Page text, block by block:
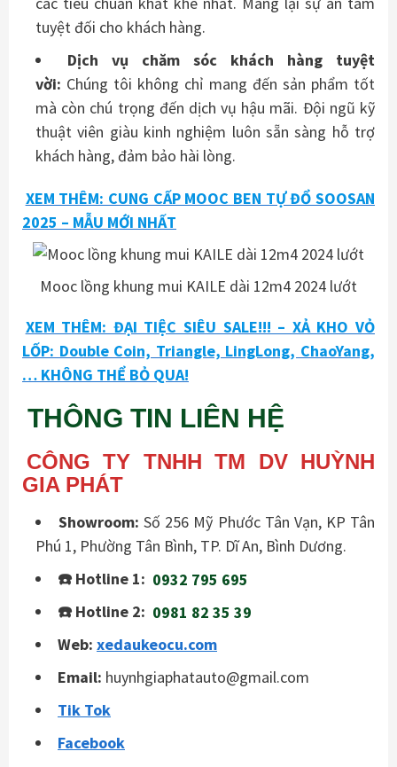
tuyệt đối cho khách hàng.
Dịch vụ chăm sóc khách hàng tuyệt
vời: Chúng tôi không chỉ mang đến sản phẩm tốt
mà còn chú trọng đến dịch vụ hậu mãi. Đội ngũ kỹ
thuật viên giàu kinh nghiệm luôn sẵn sàng hỗ trợ
khách hàng, đảm bảo hài lòng.
XEM THÊM: CUNG CẤP MOOC BEN TỰ ĐỔ SOOSAN
2025 – MẪU MỚI NHẤT
Mooc lồng khung mui KAILE dài 12m4 2024 lướt
XEM THÊM: ĐẠI TIỆC SIÊU SALE!!! – XẢ KHO VỎ
LỐP: Double Coin, Triangle, LingLong, ChaoYang,
… KHÔNG THỂ BỎ QUA!
THÔNG TIN LIÊN HỆ
CÔNG TY TNHH TM DV HUỲNH
GIA PHÁT
Showroom: Số 256 Mỹ Phước Tân Vạn, KP Tân
Phú 1, Phường Tân Bình, TP. Dĩ An, Bình Dương.
☎️ Hotline 1: 0932 795 695
☎️ Hotline 2: 0981 82 35 39
Web: xedaukeocu.com
Email: huynhgiaphatauto@gmail.com
Tik Tok
Facebook